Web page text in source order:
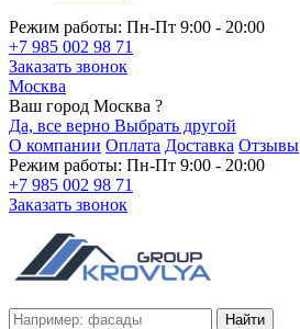
Режим работы: Пн-Пт 9:00 - 20:00
+7 985 002 98 71
Заказать звонок
Москва
Ваш город Москва ?
Да, все верно Выбрать другой
О компании Оплата Доставка Отзывы
Режим работы: Пн-Пт 9:00 - 20:00
+7 985 002 98 71
Заказать звонок
Найти